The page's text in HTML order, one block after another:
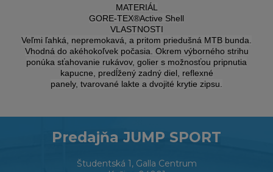
MATERIÁL
GORE-TEX®Active Shell
VLASTNOSTI
Veľmi ľahká, nepremokavá, a pritom priedušná MTB bunda.
Vhodná do akéhokoľvek počasia. Okrem výborného strihu
ponúka sťahovanie rukávov, golier s možnosťou pripnutia
kapucne, predĺžený zadný diel, reflexné
panely, tvarované lakte a dvojité krytie zipsu.
Predajňa JUMP SPORT
Študentská 1, Galla Centrum